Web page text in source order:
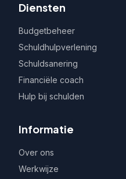
Diensten
Budgetbeheer
Schuldhulpverlening
Schuldsanering
Financiële coach
Hulp bij schulden
Informatie
Over ons
Werkwijze